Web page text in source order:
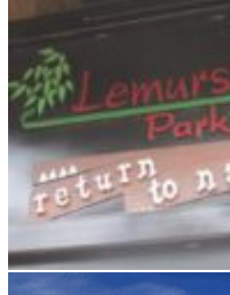
Antananarivo und Umgebung